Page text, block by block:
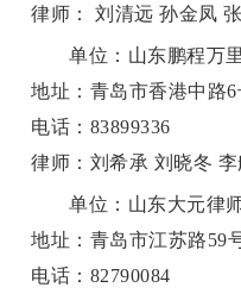
律师： 刘清远 孙金凤 张
单位：山东鹏程万里
地址：青岛市香港中路6
电话：83899336
律师：刘希承 刘晓冬 李
单位：山东大元律
地址：青岛市江苏路59
电话：82790084